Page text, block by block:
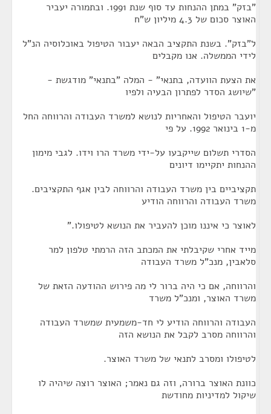
"בזק" במתן ההנחות עד סוף שנת 1991. ובתמורה יעביר
האוצר סכום של 4.3 מיליון ש"ח
ל"בזק". בשנת התקציב הבאה יעבור הטיפול באוכלוסיה הנ"ל
לידי הממשלה. אנו מקבלים
את הצעת הוועדה, בתנאי" - המלה "בתנאי" מודגשת -
"שיושג הסדר לפתרון הבעיה ולפיו
יועבר הטיפול והאחריות לנושא למשרד העבודה והרווחה החל
מ-1 בינואר 1992. על פי
הסדרי תשלום שייקבעו על-ידי משרד הרו וידו. לגבי מימון
ההנחות יתקיימו דיונים
תקציביים בין משרד העבודה והרווחה לבין אגף התקציבים.
משרד העבודה והרווחה הודיע
לאוצר כי איננו מוכן להעביר את הנושא לטיפולו."
מייד אחרי שקיבלתי את המכתב הזה הרמתי טלפון למר
סלאבין, מנכ"ל משרד העבודה
והרווחה, אם כי היה ברור לי מה פירוש ההודעה הזאת של
משרד האוצר, ומנכ"ל משרד
העבודה והרווחה הודיע לי חד-משמעית שמשרד העבודה
והרווחה מסרב לקבל את הנושא הזה
לטיפולו ומסרב לתנאי של משרד האוצר.
כוונת האוצר ברורה, וזה גם נאמר; האוצר רוצה שיהיה לו
שיקול למדיניות מחודשת